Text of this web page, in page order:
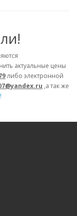
актуальные цены
либо электронной
,а так же